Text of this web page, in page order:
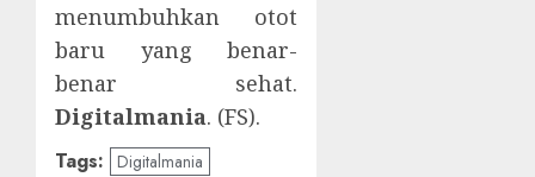
menumbuhkan otot
baru yang benar-
benar sehat.
Digitalmania. (FS).
Tags: Digitalmania